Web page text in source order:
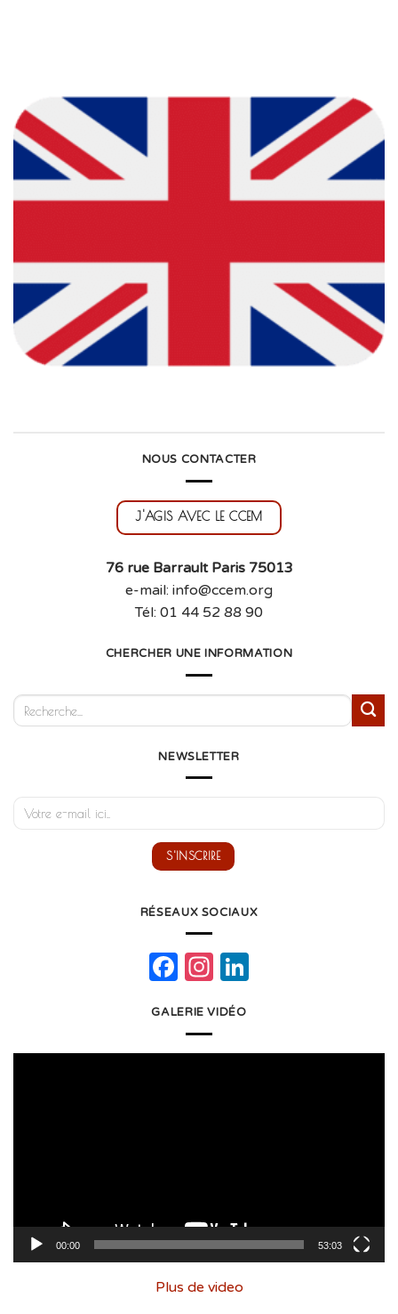
NOUS CONTACTER
J'AGIS AVEC LE CCEM
76 rue Barrault Paris 75013
e-mail: info@ccem.org
Tél: 01 44 52 88 90
CHERCHER UNE INFORMATION
NEWSLETTER
RÉSEAUX SOCIAUX
Facebook
Instagram
GALERIE VIDÉO
00:00 53:03
Plus de video